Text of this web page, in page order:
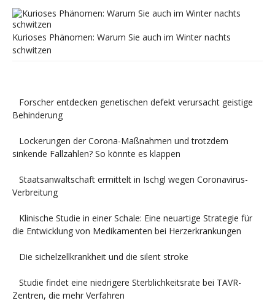
Kurioses Phänomen: Warum Sie auch im Winter nachts
schwitzen
Forscher entdecken genetischen defekt verursacht geistige
Behinderung
Lockerungen der Corona-Maßnahmen und trotzdem
sinkende Fallzahlen? So könnte es klappen
Staatsanwaltschaft ermittelt in Ischgl wegen Coronavirus-
Verbreitung
Klinische Studie in einer Schale: Eine neuartige Strategie für
die Entwicklung von Medikamenten bei Herzerkrankungen
Die sichelzellkrankheit und die silent stroke
Studie findet eine niedrigere Sterblichkeitsrate bei TAVR-
Zentren, die mehr Verfahren